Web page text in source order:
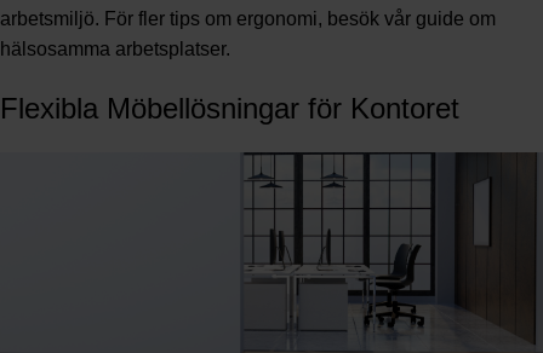
arbetsmiljö. För fler tips om ergonomi, besök vår guide om
hälsosamma arbetsplatser.
Flexibla Möbellösningar för Kontoret